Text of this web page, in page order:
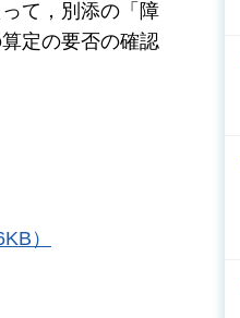
て，別添の「障
定の要否の確認
）